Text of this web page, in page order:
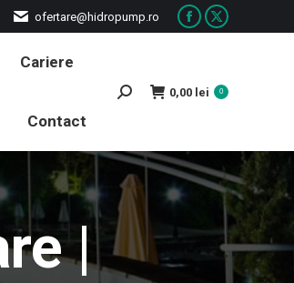
ofertare@hidropump.ro
Facebook
in
X
in
Cariere
Contact
Search: 0,00 lei 0
|